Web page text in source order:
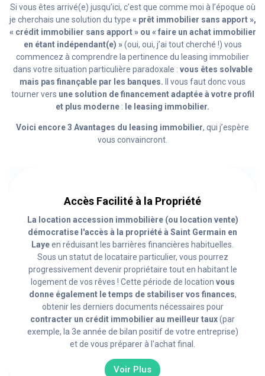
Si vous êtes arrivé(e) jusqu’ici, c’est que comme moi à l’époque où
je cherchais une solution du type « prêt immobilier sans apport »,
« crédit immobilier sans apport » ou « faire un achat immobilier
en étant indépendant(e) »(oui, oui, j’ai tout cherché !) vous
commencez à comprendre la pertinence du leasing immobilier
dans votre situation particulière paradoxale : vous êtes solvable
mais pas finançable par les banques. Il vous faut donc vous
tourner vers une solution de financement adaptée à votre profil
et plus moderne : le leasing immobilier.
Voici encore 3 Avantages du leasing immobilier, qui j’espère
vous convaincront.
Accès Facilité à la Propriété
La location accession immobilière (ou location vente)
démocratise l'accès à la propriété à Saint Germain en
Layeen réduisant les barrières financières habituelles.
Sous un statut de locataire particulier, vous pourrez
progressivement devenir propriétaire tout en habitant le
logement de vos rêves ! Cette période de location vous
donne également le temps de stabiliser vos finances,
obtenir les derniers documents nécessaires pour
contracter un crédit immobilier au meilleur taux(par
exemple, la 3e année de bilan positif de votre entreprise)
et de vous préparer à l'achat final.
Voir Plus